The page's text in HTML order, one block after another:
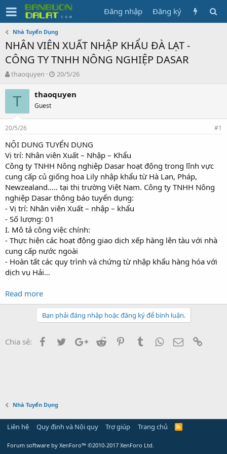
Đăng nhập Đăng ký
Nhà Tuyển Dụng
NHÂN VIÊN XUẤT NHẬP KHẨU ĐÀ LẠT -
CÔNG TY TNHH NÔNG NGHIỆP DASAR
N
ư
k
h
i
t
ạ
o
thaoquyen
N
à
y
ử
20/5/26
T thaoquyen
Guest
20/5/26 #1
NỘI DUNG TUYỂN DỤNG
Vị trí: Nhân viên Xuất – Nhập – Khẩu
Công ty TNHH Nông nghiệp Dasar hoạt động trong lĩnh vực
cung cấp củ giống hoa Lily nhập khẩu từ Hà Lan, Pháp,
Newzealand….. tại thị trường Việt Nam. Công ty TNHH Nông
nghiệp Dasar thông báo tuyển dụng:
- Vị trí: Nhân viên Xuất – nhập – khẩu
- Số lượng: 01
I. Mô tả công việc chính:
- Thực hiện các hoạt động giao dịch xếp hàng lên tàu với nhà
cung cấp nước ngoài
- Hoàn tất các quy trình và chứng từ nhập khẩu hàng hóa với
dịch vụ Hải...
Read more
Bạn phải đăng nhập hoặc đăng ký để bình luận.
Chia sẻ: FacebookTwitterGoogle+
Reddit PinterestTumblrWhatsApp
Email
Nhà Tuyển Dụng
Liên hệ Quy định và Nội quy Trợ giúp Trang chủ
Forum software by XenForo™ ©2010-2017 XenForo Ltd.